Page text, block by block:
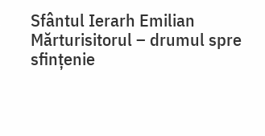
Sfântul Ierarh Emilian
Mărturisitorul – drumul spre
sfințenie